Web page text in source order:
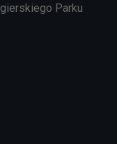
Parku